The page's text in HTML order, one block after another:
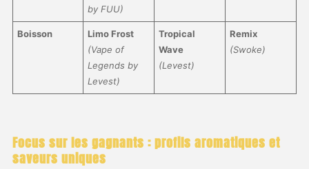
by FUU)
Boisson
Limo Frost
(Vape of
Legends by
Levest)
Tropical
Wave
(Levest)
Remix
(Swoke)
Focus sur les gagnants : profils aromatiques et
saveurs uniques